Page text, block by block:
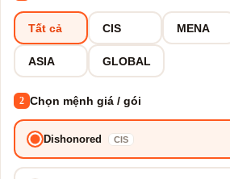
Tất cả CIS MENA
ASIA GLOBAL
2 Chọn mệnh giá / gói
Dishonored CIS